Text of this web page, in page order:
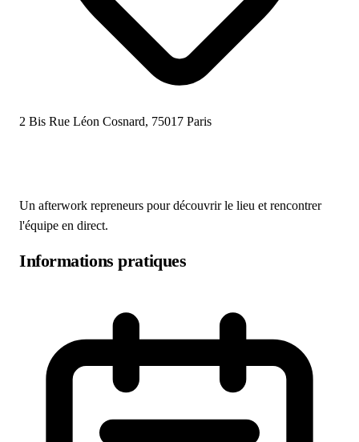
2 Bis Rue Léon Cosnard, 75017 Paris
Un afterwork repreneurs pour découvrir le lieu et rencontrer
l'équipe en direct.
Informations pratiques